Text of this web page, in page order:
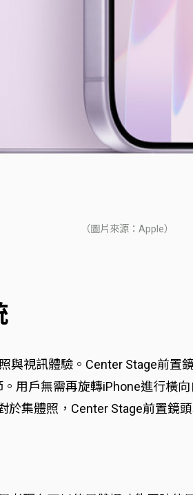
（圖片來源：Apple）
與視訊體驗。Center Stage前
用戶無需再旋轉iPhone進行橫
集體照，Center Stage前置鏡